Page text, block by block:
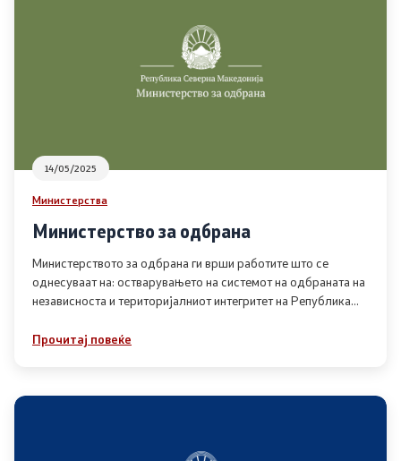
Заменици на Претседателот на Владата
Состав на Владата
Комисии
Органи во состав
14/05/2025
Министерства
Министерство за одбрана
Министерството за одбрана ги врши работите што се
однесуваат на: остварувањето на системот на одбраната на
независноста и територијалниот интегритет на Република
Прочитај повеќе